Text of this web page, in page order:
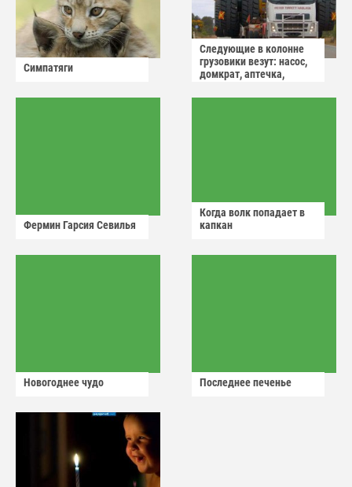
Симпатяги
Следующие в колонне
грузовики везут: насос,
домкрат, аптечка,
Фермин Гарсия Севилья
Когда волк попадает в
капкан
Новогоднее чудо Последнее печенье